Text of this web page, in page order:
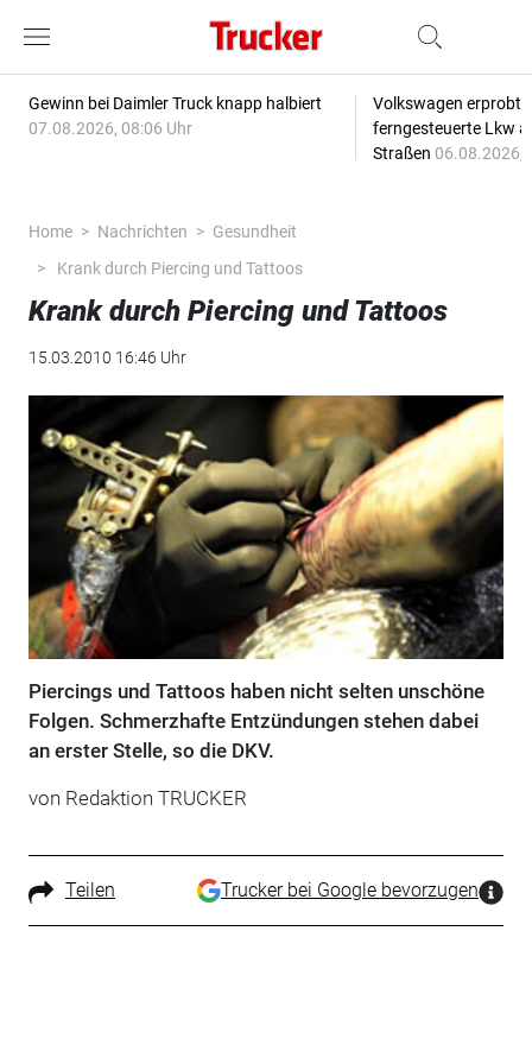
Gewinn bei Daimler Truck knapp halbiert
07.08.2026, 08:06 Uhr
Volkswagen erprobt
ferngesteuerte Lkw
Straßen 06.08.2026,
Home Nachrichten
Gesundheit
Krank durch Piercing und Tattoos
Krank durch Piercing und Tattoos
15.03.2010 16:46 Uhr
Piercings und Tattoos haben nicht selten unschöne
Folgen. Schmerzhafte Entzündungen stehen dabei
an erster Stelle, so die DKV.
von Redaktion TRUCKER
Teilen Trucker bei Google bevorzugen